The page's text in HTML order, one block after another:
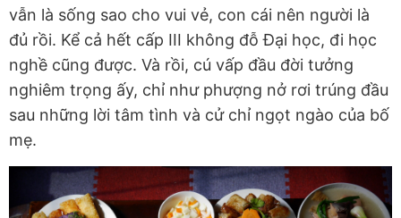
vẫn là sống sao cho vui vẻ, con cái nên người là
đủ rồi. Kể cả hết cấp III không đỗ Đại học, đi học
nghề cũng được. Và rồi, cú vấp đầu đời tưởng
nghiêm trọng ấy, chỉ như phượng nở rơi trúng đầu
sau những lời tâm tình và cử chỉ ngọt ngào của bố
mẹ.